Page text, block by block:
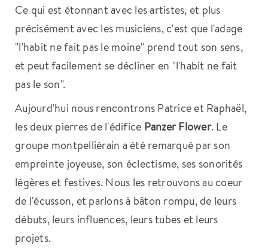
Ce qui est étonnant avec les artistes, et plus
précisément avec les musiciens, c'est que l'adage
"l'habit ne fait pas le moine" prend tout son sens,
et peut facilement se décliner en "l'habit ne fait
pas le son".
Aujourd'hui nous rencontrons Patrice et Raphaël,
les deux pierres de l'édifice Panzer Flower. Le
groupe montpelliérain a été remarqué par son
empreinte joyeuse, son éclectisme, ses sonorités
légères et festives. Nous les retrouvons au coeur
de l'écusson, et parlons à bâton rompu, de leurs
débuts, leurs influences, leurs tubes et leurs
projets.